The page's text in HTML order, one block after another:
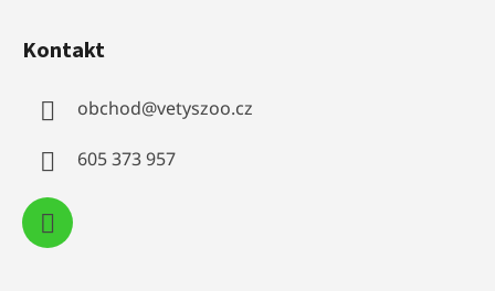
Kontakt
obchod@vetyszoo.cz
605 373 957